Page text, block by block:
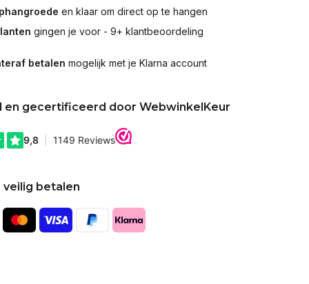
en klaar om direct op te hangen
gingen je voor - 9+ klantbeoordeling
betalen mogelijk met je Klarna account
en gecertificeerd door WebwinkelKeur
veilig betalen